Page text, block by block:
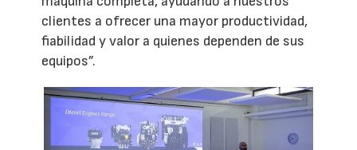
clientes a ofrecer una mayor productividad,
fiabilidad y valor a quienes dependen de sus
equipos”.